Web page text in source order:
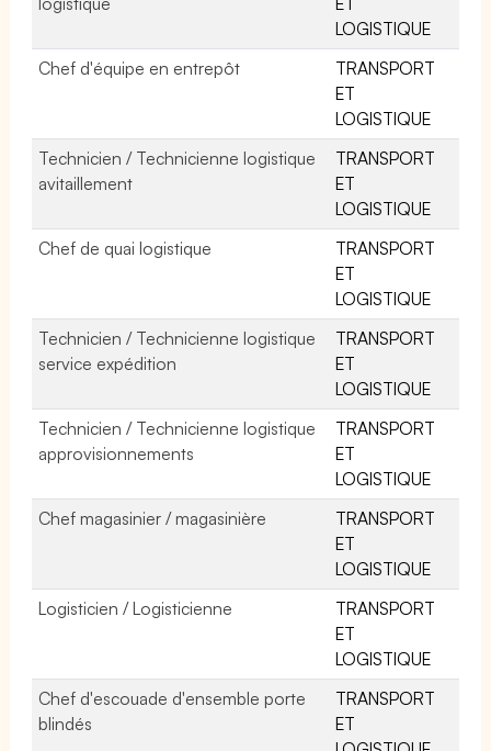
LOGISTIQUE
Chef d'équipe en entrepôt
TRANSPORT
ET
LOGISTIQUE
Technicien / Technicienne logistique
avitaillement
TRANSPORT
ET
LOGISTIQUE
Chef de quai logistique
TRANSPORT
ET
LOGISTIQUE
Technicien / Technicienne logistique
service expédition
TRANSPORT
ET
LOGISTIQUE
Technicien / Technicienne logistique
approvisionnements
TRANSPORT
ET
LOGISTIQUE
Chef magasinier / magasinière
TRANSPORT
ET
LOGISTIQUE
Logisticien / Logisticienne
TRANSPORT
ET
LOGISTIQUE
Chef d'escouade d'ensemble porte
blindés
TRANSPORT
ET